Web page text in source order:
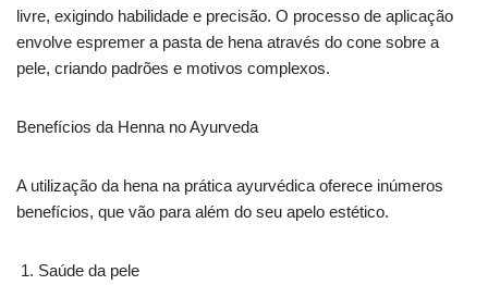
livre, exigindo habilidade e precisão. O processo de aplicação
envolve espremer a pasta de hena através do cone sobre a
pele, criando padrões e motivos complexos.
Benefícios da Henna no Ayurveda
A utilização da hena na prática ayurvédica oferece inúmeros
benefícios, que vão para além do seu apelo estético.
Saúde da pele